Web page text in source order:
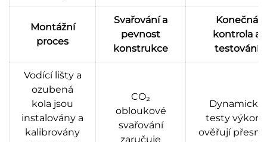
Montážní
proces
Svařování a
pevnost
konstrukce
Konečná
kontrola a
testování
Vodící lišty a
ozubená
kola jsou
instalovány a
kalibrovány
CO₂
obloukové
svařování
zaručuje
Dynamické
testy
ověřují